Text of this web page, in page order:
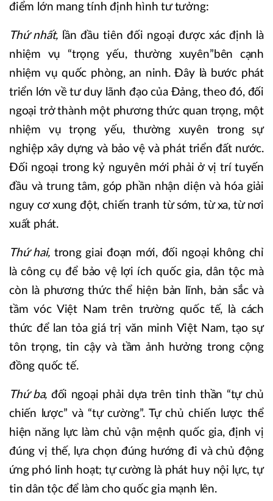
điểm lớn mang tính định hình tư tưởng:
Thứ nhất, lần đầu tiên đối ngoại được xác định là
nhiệm vụ “trọng yếu, thường xuyên”bên cạnh
nhiệm vụ quốc phòng, an ninh. Đây là bước phát
triển lớn về tư duy lãnh đạo của Đảng, theo đó, đối
ngoại trở thành một phương thức quan trọng, một
nhiệm vụ trọng yếu, thường xuyên trong sự
nghiệp xây dựng và bảo vệ và phát triển đất nước.
Đối ngoại trong kỷ nguyên mới phải ở vị trí tuyến
đầu và trung tâm, góp phần nhận diện và hóa giải
nguy cơ xung đột, chiến tranh từ sớm, từ xa, từ nơi
xuất phát.
Thứ hai, trong giai đoạn mới, đối ngoại không chỉ
là công cụ để bảo vệ lợi ích quốc gia, dân tộc mà
còn là phương thức thể hiện bản lĩnh, bản sắc và
tầm vóc Việt Nam trên trường quốc tế, là cách
thức để lan tỏa giá trị văn minh Việt Nam, tạo sự
tôn trọng, tin cậy và tầm ảnh hưởng trong cộng
đồng quốc tế.
Thứ ba, đối ngoại phải dựa trên tinh thần “tự chủ
chiến lược” và “tự cường”. Tự chủ chiến lược thể
hiện năng lực làm chủ vận mệnh quốc gia, định vị
đúng vị thế, lựa chọn đúng hướng đi và chủ động
ứng phó linh hoạt; tự cường là phát huy nội lực, tự
tin dân tộc để làm cho quốc gia mạnh lên.